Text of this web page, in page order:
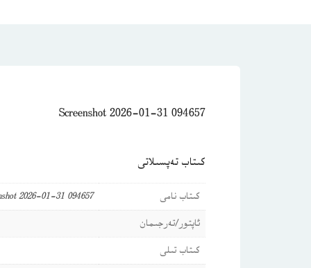
Screenshot 2026-01-31 094657
كىتاب تەپسىلاتى
كىتاب نامى
2026-01-31 094657
ئاپتور/تەرجىمان
كىتاب تىلى